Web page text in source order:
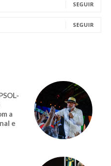
SEGUIR
SEGUIR
a
e